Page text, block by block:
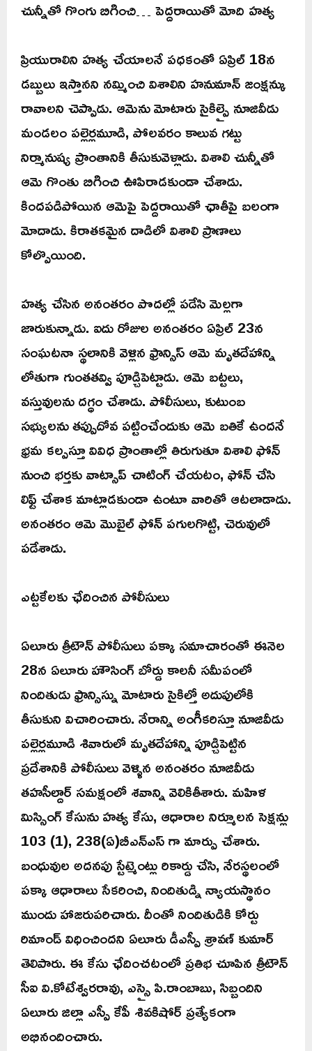
చున్నీతో గొంగు బిగించి… పెద్దరాయితో మోది హత్య
ప్రియురాలిని హత్య చేయాలనే పధకంతో ఏప్రిల్ 18న
డబ్బులు ఇస్తానని నమ్మించి విశాలిని హనుమాన్ జంక్షన్కు
రావాలని చెప్పాడు. ఆమెను మోటారు సైకిల్పై నూజివీడు
మండలం పల్లెర్లమూడి, పోలవరం కాలువ గట్టు
నిర్మానుష్య ప్రాంతానికి తీసుకువెళ్లాడు. విశాలి చున్నీతో
ఆమె గొంతు బిగించి ఊపిరాడకుండా చేశాడు.
కిందపడిపోయిన ఆమెపై పెద్దరాయితో ఛాతీపై బలంగా
మోదాడు. కిరాతకమైన దాడిలో విశాలి ప్రాణాలు
కోల్పొయింది.
హత్య చేసిన అనంతరం పొదల్లో పడేసి మెల్లగా
జారుకున్నాడు. ఐదు రోజుల అనంతరం ఏప్రిల్ 23న
సంఘటనా స్థలానికి వెళ్లిన ఫ్రాన్సిస్ ఆమె మృతదేహాన్ని
లోతుగా గుంతతవ్వి పూడ్చిపెట్టాడు. ఆమె బట్టలు,
వస్తువులను దగ్ధం చేశాడు. పోలీసులు, కుటుంబ
సభ్యులను తప్పుదోవ పట్టించేందుకు ఆమె బతికే ఉందనే
భ్రమ కల్పస్తూ వివిధ ప్రాంతాల్లో తిరుగుతూ విశాలి ఫోన్
నుంచి భర్తకు వాట్సాప్ చాటింగ్ చేయటం, ఫోన్ చేసి
లిఫ్ట్ చేశాక మాట్లాడకుండా ఉంటూ వారితో ఆటలాడాడు.
అనంతరం ఆమె మొబైల్ ఫోన్ పగులగొట్టి, చెరువులో
పడేశాడు.
ఎట్టకేలకు ఛేదించిన పోలీసులు
ఏలూరు త్రీటౌన్ పోలీసులు పక్కా సమాచారంతో ఈనెల
28న ఏలూరు హౌసింగ్ బోర్డు కాలనీ సమీపంలో
నిందితుడు ఫ్రాన్సిస్ను మోటారు సైకిల్తో అదుపులోకి
తీసుకుని విచారించారు. నేరాన్ని అంగీకరిస్తూ నూజివీడు
పల్లెర్లమూడి శివారులో మృతదేహాన్ని పూడ్చిపెట్టిన
ప్రదేశానికి పోలీసులు వెళ్ళిన అనంతరం నూజివీడు
తహసీల్దార్ సమక్షంలో శవాన్ని వెలికితీశారు. మహిళ
మిస్సింగ్ కేసును హత్య కేసు, ఆధారాల నిర్మూలన సెక్షన్లు
103 (1), 238(ఏ)బీఎన్ఎస్ గా మార్పు చేశారు.
బంధువుల అదనపు స్టేట్మెంట్లు రికార్డు చేసి, నేరస్థలంలో
పక్కా ఆధారాలు సేకరించి, నిందితుడ్ని న్యాయస్థానం
ముందు హాజరుపరిచారు. దీంతో నిందితుడికి కోర్టు
రిమాండ్ విధించిందని ఏలూరు డీఎస్పీ శ్రావణ్ కుమార్
తెలిపారు. ఈ కేసు ఛేదించటంలో ప్రతిభ చూపిన త్రీటౌన్
సీఐ వి.కోటేశ్వరరావు, ఎస్సై పి.రాంబాబు, సిబ్బందిని
ఏలూరు జిల్లా ఎస్పీ కేపీ శివకిషోర్ ప్రత్యేకంగా
అభినందించారు.